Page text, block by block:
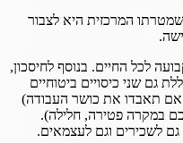
שמטרתו המרכזית היא לצבור
לכל החיים. בנוסף לחיסכון,
גם שני כיסויים ביטוחיים
אם תאבדו את כושר העבודה)
במקרה פטירה, חלילה).
לשכירים וגם לעצמאים.